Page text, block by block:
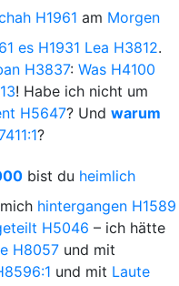
H1961 am Morgen
es H1931 Lea H3812.
H3837: Was H4100
! Habe ich nicht um
H5647? Und warum
?
bist du heimlich
hintergangen H1589
H5046 – ich hätte
H8057 und mit
und mit Laute